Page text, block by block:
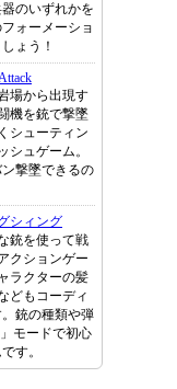
のいずれかを
ォーメーショ
ょう！
場から出現す
機を銃で撃墜
シューティン
シュゲーム。
撃墜できるの
シィング
銃を使って戦
クションゲー
ラクターの髪
どもコーディ
銃の種類や弾
モードで初心
す。